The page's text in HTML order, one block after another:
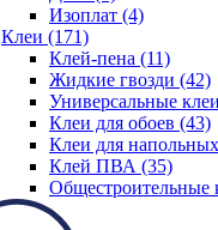
Изоплат (4)
Клеи (171)
Клей-пена (11)
Жидкие гвозди (42)
Универсальные
Клеи для обоев (43)
Клеи для
Клей ПВА (35)
Общестроительные